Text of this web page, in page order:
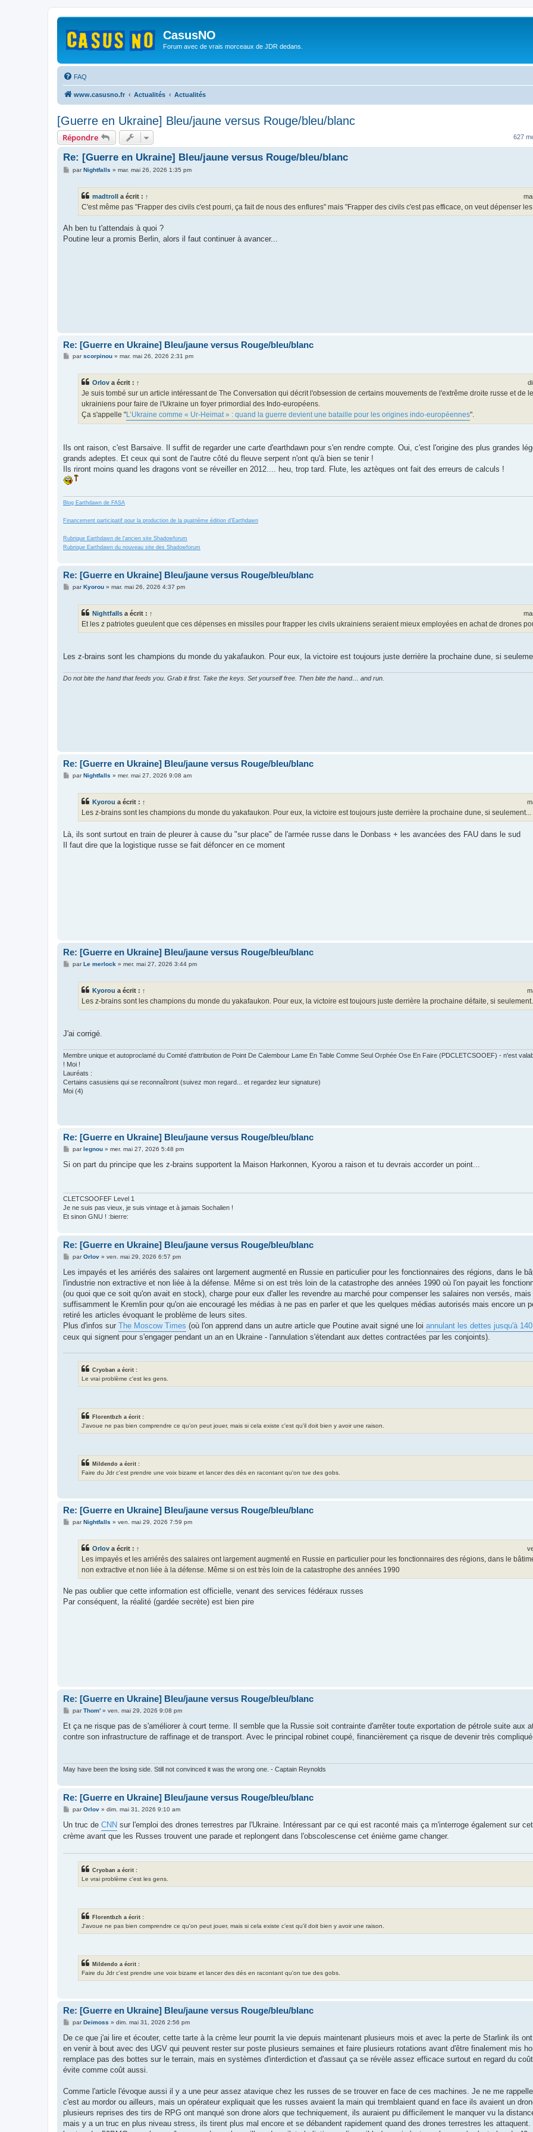
CasusNO
Forum avec de vrais morceaux de JDR dedans.
FAQ
www.casusno.fr Actualités Actualités
[Guerre en Ukraine] Bleu/jaune versus Rouge/bleu/blanc
Répondre 627
Re: [Guerre en Ukraine] Bleu/jaune versus Rouge/bleu/blanc
MparNightfalls » mar. mai 26, 2026 1:35 pm
madtroll a écrit : ↑
C'est même pas "Frapper des civils c'est pourri, ça fait de nous des enflures" mais "Frapper des civils c'est pas efficace, on veut dépenser
Ah ben tu t'attendais à quoi ?
Poutine leur a promis Berlin, alors il faut continuer à avancer...
Re: [Guerre en Ukraine] Bleu/jaune versus Rouge/bleu/blanc
Mparscorpinou» mar. mai 26, 2026 2:31 pm
Orlov a écrit : ↑
Je suis tombé sur un article intéressant de The Conversation qui décrit l'obsession de certains mouvements de l'extrême droite russe et de
ukrainiens pour faire de l'Ukraine un foyer primordial des Indo-européens.
Ça s'appelle "L’Ukraine comme « Ur‑Heimat » : quand la guerre devient une bataille pour les origines indo‑européennes".
Ils ont raison, c'est Barsaive. Il suffit de regarder une carte d'earthdawn pour s'en rendre compte. Oui, c'est l'origine des plus grandes
grands adeptes. Et ceux qui sont de l'autre côté du fleuve serpent n'ont qu'à bien se tenir !
Ils riront moins quand les dragons vont se réveiller en 2012.... heu, trop tard. Flute, les aztèques ont fait des erreurs de calculs !
Blog Earthdawn de FASA
Financement participatif pour la production de la quatrième édition d'Earthdawn
Rubrique Earthdawn de l'ancien site Shadowforum
Rubrique Earthdawn du nouveau site des Shadowforum
Re: [Guerre en Ukraine] Bleu/jaune versus Rouge/bleu/blanc
MparKyorou» mar. mai 26, 2026 4:37 pm
Nightfalls a écrit : ↑
Et les z patriotes gueulent que ces dépenses en missiles pour frapper les civils ukrainiens seraient mieux employées en achat de drones
Les z-brains sont les champions du monde du yakafaukon. Pour eux, la victoire est toujours juste derrière la prochaine dune, si
Do not bite the hand that feeds you. Grab it first. Take the keys. Set yourself free. Then bite the hand… and run.
Re: [Guerre en Ukraine] Bleu/jaune versus Rouge/bleu/blanc
MparNightfalls » mer. mai 27, 2026 9:08 am
Kyorou a écrit : ↑
Les z-brains sont les champions du monde du yakafaukon. Pour eux, la victoire est toujours juste derrière la prochaine dune, si seulement...
Là, ils sont surtout en train de pleurer à cause du "sur place" de l'armée russe dans le Donbass + les avancées des FAU dans le sud
Il faut dire que la logistique russe se fait défoncer en ce moment
Re: [Guerre en Ukraine] Bleu/jaune versus Rouge/bleu/blanc
MparLe merlock » mer. mai 27, 2026 3:44 pm
Kyorou a écrit : ↑
Les z-brains sont les champions du monde du yakafaukon. Pour eux, la victoire est toujours juste derrière la prochaine défaite, si
J'ai corrigé.
Membre unique et autoproclamé du Comité d'attribution de Point De Calembour Lame En Table Comme Seul Orphée Ose En Faire (PDCLETCSOOEF) - n'est
! Moi !
Lauréats :
Certains casusiens qui se reconnaîtront (suivez mon regard... et regardez leur signature)
Moi (4)
Re: [Guerre en Ukraine] Bleu/jaune versus Rouge/bleu/blanc
Mparlegnou» mer. mai 27, 2026 5:48 pm
Si on part du principe que les z-brains supportent la Maison Harkonnen, Kyorou a raison et tu devrais accorder un point...
CLETCSOOFEF Level 1
Je ne suis pas vieux, je suis vintage et à jamais Sochalien !
Et sinon GNU ! :bierre:
Re: [Guerre en Ukraine] Bleu/jaune versus Rouge/bleu/blanc
M
s
a
g
parOrlov» ven. mai 29, 2026 6:57 pm
Les impayés et les arriérés des salaires ont largement augmenté en Russie en particulier pour les fonctionnaires des régions, dans le
l'industrie non extractive et non liée à la défense. Même si on est très loin de la catastrophe des années 1990 où l'on payait les
(ou quoi que ce soit qu'on avait en stock), charge pour eux d'aller les revendre au marché pour compenser les salaires non versés,
suffisamment le Kremlin pour qu'on aie encouragé les médias à ne pas en parler et que les quelques médias autorisés mais encore un
retiré les articles évoquant le problème de leurs sites.
Plus d'infos sur The Moscow Times (où l'on apprend dans un autre article que Poutine avait signé une loi annulant les dettes jusqu'à
ceux qui signent pour s'engager pendant un an en Ukraine - l'annulation s'étendant aux dettes contractées par les conjoints).
Cryoban a écrit :
Le vrai problème c'est les gens.
Florentbzh a écrit :
J'avoue ne pas bien comprendre ce qu'on peut jouer, mais si cela existe c'est qu'il doit bien y avoir une raison.
Mildendo a écrit :
Faire du Jdr c'est prendre une voix bizarre et lancer des dés en racontant qu'on tue des gobs.
Re: [Guerre en Ukraine] Bleu/jaune versus Rouge/bleu/blanc
MparNightfalls » ven. mai 29, 2026 7:59 pm
Orlov a écrit : ↑
Les impayés et les arriérés des salaires ont largement augmenté en Russie en particulier pour les fonctionnaires des régions, dans le
non extractive et non liée à la défense. Même si on est très loin de la catastrophe des années 1990
Ne pas oublier que cette information est officielle, venant des services fédéraux russes
Par conséquent, la réalité (gardée secrète) est bien pire
Re: [Guerre en Ukraine] Bleu/jaune versus Rouge/bleu/blanc
M
s
a
parThom'» ven. mai 29, 2026 9:08 pm
Et ça ne risque pas de s'améliorer à court terme. Il semble que la Russie soit contrainte d'arrêter toute exportation de pétrole suite aux
contre son infrastructure de raffinage et de transport. Avec le principal robinet coupé, financièrement ça risque de devenir très
May have been the losing side. Still not convinced it was the wrong one. - Captain Reynolds
Re: [Guerre en Ukraine] Bleu/jaune versus Rouge/bleu/blanc
M
s
a
parOrlov» dim. mai 31, 2026 9:10 am
Un truc de CNN sur l'emploi des drones terrestres par l'Ukraine. Intéressant par ce qui est raconté mais ça m'interroge également sur
crème avant que les Russes trouvent une parade et replongent dans l'obscolescense cet énième game changer.
Cryoban a écrit :
Le vrai problème c'est les gens.
Florentbzh a écrit :
J'avoue ne pas bien comprendre ce qu'on peut jouer, mais si cela existe c'est qu'il doit bien y avoir une raison.
Mildendo a écrit :
Faire du Jdr c'est prendre une voix bizarre et lancer des dés en racontant qu'on tue des gobs.
Re: [Guerre en Ukraine] Bleu/jaune versus Rouge/bleu/blanc
M
s
a
g
parDeimoss » dim. mai 31, 2026 2:56 pm
De ce que j'ai lire et écouter, cette tarte à la crème leur pourrit la vie depuis maintenant plusieurs mois et avec la perte de Starlink ils
en venir à bout avec des UGV qui peuvent rester sur poste plusieurs semaines et faire plusieurs rotations avant d'être finalement mis
remplace pas des bottes sur le terrain, mais en systèmes d'interdiction et d'assaut ça se révèle assez efficace surtout en regard du
évite comme coût aussi.
Comme l'article l'évoque aussi il y a une peur assez atavique chez les russes de se trouver en face de ces machines. Je ne me
c'est au mordor ou ailleurs, mais un opérateur expliquait que les russes avaient la main qui tremblaient quand en face ils avaient un
plusieurs reprises des tirs de RPG ont manqué son drone alors que techniquement, ils auraient pu difficilement le manquer vu la
mais y a un truc en plus niveau stress, ils tirent plus mal encore et se débandent rapidement quand des drones terrestres les